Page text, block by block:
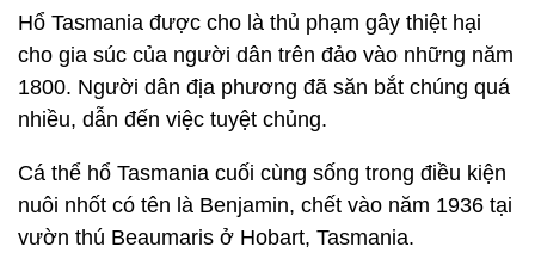
Hổ Tasmania được cho là thủ phạm gây thiệt hại
cho gia súc của người dân trên đảo vào những năm
1800. Người dân địa phương đã săn bắt chúng quá
nhiều, dẫn đến việc tuyệt chủng.
Cá thể hổ Tasmania cuối cùng sống trong điều kiện
nuôi nhốt có tên là Benjamin, chết vào năm 1936 tại
vườn thú Beaumaris ở Hobart, Tasmania.